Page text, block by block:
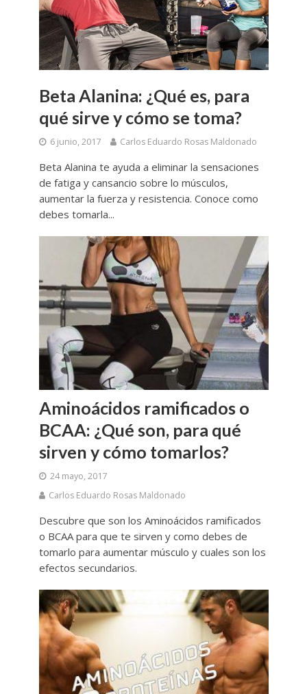
Beta Alanina: ¿Qué es, para
qué sirve y cómo se toma?
6 junio, 2017 Carlos Eduardo Rosas Maldonado
Beta Alanina te ayuda a eliminar la sensaciones
de fatiga y cansancio sobre lo músculos,
aumentar la fuerza y resistencia. Conoce como
debes tomarla...
Aminoácidos ramificados o
BCAA: ¿Qué son, para qué
sirven y cómo tomarlos?
24 mayo, 2017
Carlos Eduardo Rosas Maldonado
Descubre que son los Aminoácidos ramificados
o BCAA para que te sirven y como debes de
tomarlo para aumentar músculo y cuales son los
efectos secundarios.